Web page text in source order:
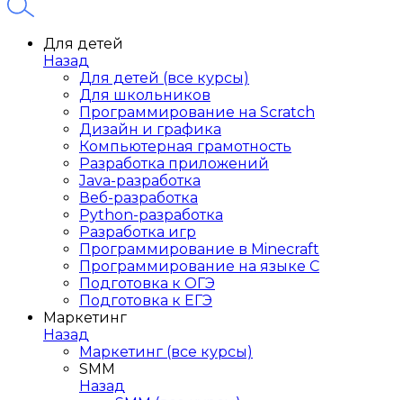
Для детей
Назад
Для детей (все курсы)
Для школьников
Программирование на Scratch
Дизайн и графика
Компьютерная грамотность
Разработка приложений
Java-разработка
Веб-разработка
Python-разработка
Разработка игр
Программирование в Minecraft
Программирование на языке C
Подготовка к ОГЭ
Подготовка к ЕГЭ
Маркетинг
Назад
Маркетинг (все курсы)
SMM
Назад